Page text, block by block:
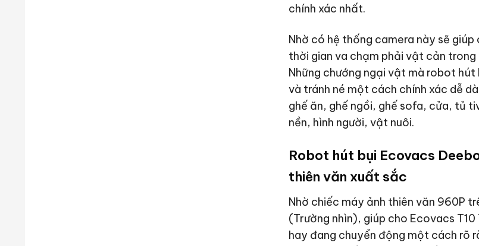
chính xác nhất.
Nhờ có hệ thống camera này sẽ
thời gian va chạm phải vật cản
Những chướng ngại vật mà robot hút
và tránh né một cách chính xác dễ
ghế ăn, ghế ngồi, ghế sofa, cửa, tủ
nền, hình người, vật nuôi.
Robot hút bụi Ecovacs
thiên văn xuất sắc
Nhờ chiếc máy ảnh thiên văn 960P
(Trường nhìn), giúp cho Ecovacs
hay đang chuyển động một cách rõ